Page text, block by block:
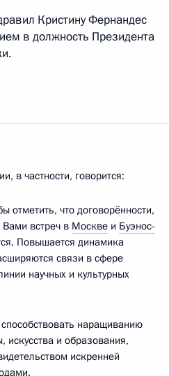
Кристину Фернандес
в должность Президента
в частности, говорится:
отметить, что договорённости,
Вами встреч в Москве и Буэнос-
Повышается динамика
связи в сфере
научных и культурных
наращиванию
искусства и образования,
искренней